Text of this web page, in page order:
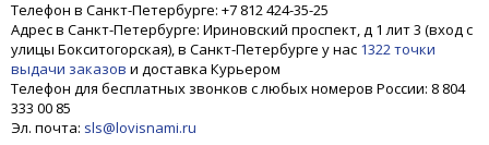
Телефон в Санкт-Петербурге: +7 812 424-35-25
Адрес в Санкт-Петербурге: Ириновский проспект, д 1 лит 3 (вход с
улицы Бокситогорская), в Санкт-Петербурге у нас 1322 точки
выдачи заказов и доставка Курьером
Телефон для бесплатных звонков с любых номеров России: 8 804
333 00 85
Эл. почта: sls@lovisnami.ru